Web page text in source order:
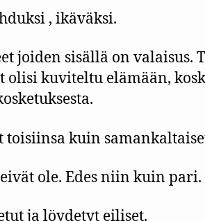
, ikäväksi.
joiden sisällä on valaisus.
olisi kuviteltu elämään,
toisiinsa kuin
ole. Edes niin kuin pari.
ja löydetyt eiliset.